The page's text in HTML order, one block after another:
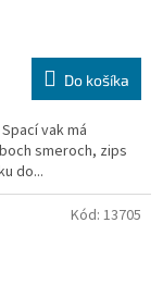
Do košíka
vak má
smeroch, zips
do...
Kód: 13705